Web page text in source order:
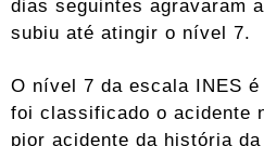
dias seguintes agravaram
subiu até atingir o nível 7.
O nível 7 da escala INES
foi classificado o acidente
pior acidente da história